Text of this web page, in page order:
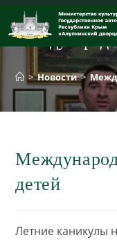
Перейти
содержимому
> Новости >
детей
Летние каникулы